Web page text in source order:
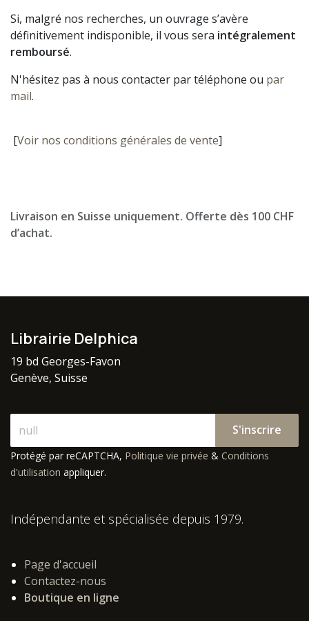
Si, malgré nos recherches, un ouvrage s’avère
définitivement indisponible, il vous sera intégralement
remboursé.
N'hésitez pas à nous contacter par téléphone ou par
mail.
[Voir nos conditions générales de vente]
Livraison en Suisse uniquement. Offerte dès 100 CHF
d’achat.
Librairie Delphica
19 bd Georges-Favon
Genève, Suisse
S'inscrire
Protégé par reCAPTCHA, Politique vie privée & Conditions
d'utilisation appliquer.
Indépendante et spécialisée depuis 1979.
Page d'accueil
Contactez-nous
Boutique en ligne